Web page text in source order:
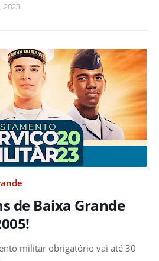
2023
de Baixa Grande
militar obrigatório vai até 30